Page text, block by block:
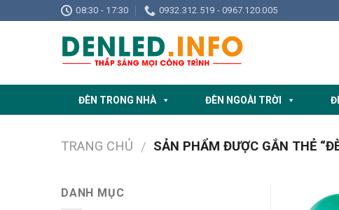
to
08:30 - 17:30 0932.312.519 - 0967.120.005
ĐÈN TRONG NHÀ ĐÈN NGOÀI TRỜI
TRANG CHỦ / SẢN PHẨM ĐƯỢC GẮN THẺ
DANH MỤC